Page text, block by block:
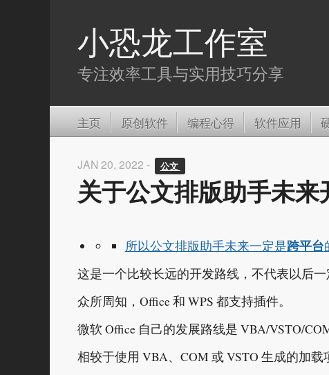
小恐龙工作室
专注效率工具与实用技巧分享
主页 原创软件 编程心得 软件应用
JAN 20, 2022 - 公文
关于公文排版助手未来
所以公文排版助手未来一定是跨平台
这是一个比较长远的开发路线，不代表以后一
众所周知，Office 和 WPS 都支持插件。
微软 Office 自己的发展路线是 VBA/VSTO/COM
相较于使用 VBA、COM 或 VSTO 生成的加载